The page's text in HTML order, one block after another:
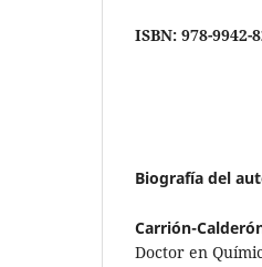
ISBN: 978-9942-
Biografía del
Carrión-
Doctor en